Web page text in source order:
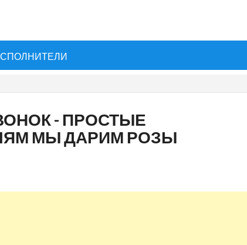
- ПРОСТЫЕ
МЫ ДАРИМ РОЗЫ